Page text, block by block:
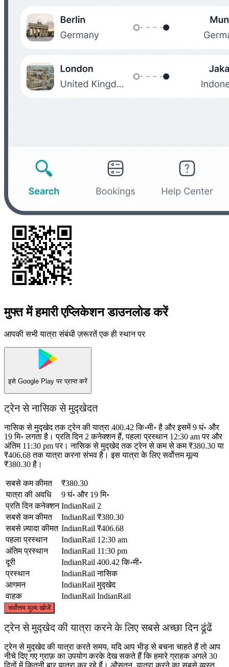
मुफ्त में हमारी एप्लिकेशन डाउनलोड करें
आपकी सभी यात्रा संबंधी ज़रूरतें एक ही स्थान पर
इसे Google Play पर प्राप्त करें
ट्रेन से नासिक से मुद्खेदत
नासिक से मुद्खेद तक ट्रेन की यात्रा 400.42 कि॰मी॰ है और इसमें 9 घं॰ और
19 मि॰ लगता है। प्रति दिन 2 कनेक्शन हैं, पहला प्रस्थान 12:30 am पर और
अंतिम 11:30 pm पर। नासिक से मुद्खेद तक ट्रेन से कम से कम ₹380.30 या
₹406.68 तक यात्रा करना संभव है। इस यात्रा के लिए सर्वोत्तम मूल्य
₹380.30 है।
सबसे कम कीमत
₹380.30
यात्रा की अवधि
9 घं॰ और 19 मि॰
प्रति दिन कनेक्शन IndianRail 2
सबसे कम कीमत
IndianRail ₹380.30
सबसे ज़्यादा कीमत IndianRail ₹406.68
पहला प्रस्थान
IndianRail 12:30 am
अंतिम प्रस्थान
IndianRail 11:30 pm
दूरी
IndianRail 400.42 कि॰मी॰
प्रस्थान
IndianRail नासिक
आगमन
IndianRail मुद्खेद
वाहक
IndianRail IndianRail
सर्वोत्तम मूल्य खोजें
Nashik
©CARTO
ट्रेन से मुद्खेद की यात्रा करने के लिए सबसे अच्छा दिन ढूंढें
ट्रेन से मुद्खेद की यात्रा करते समय, यदि आप भीड़ से बचना चाहते हैं तो आप
नीचे दिए गए ग्राफ़ का उपयोग करके देख सकते हैं कि हमारे ग्राहक अगले 30
दिनों में कितनी बार यात्रा कर रहे हैं। औसतन, यात्रा करने का सबसे व्यस्त